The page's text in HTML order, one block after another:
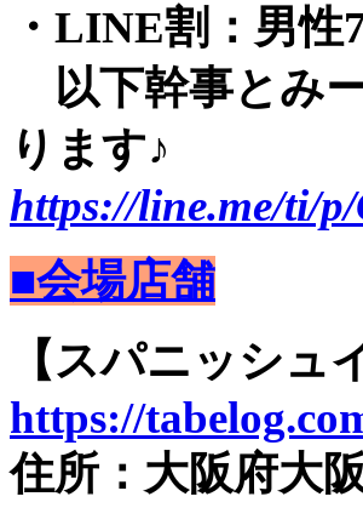
・LINE割：男性
以下幹事とみ
ります♪
https://line.me/ti/
■会場店舗
【スパニッシ
https://
住所：大阪府大